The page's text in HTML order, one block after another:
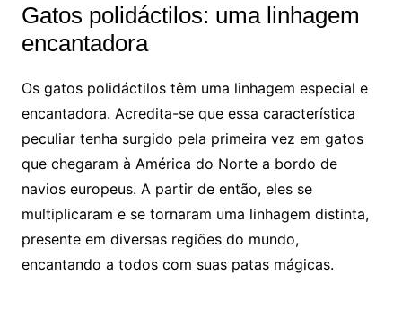
Gatos polidáctilos: uma linhagem
encantadora
Os gatos polidáctilos têm uma linhagem especial e
encantadora. Acredita-se que essa característica
peculiar tenha surgido pela primeira vez em gatos
que chegaram à América do Norte a bordo de
navios europeus. A partir de então, eles se
multiplicaram e se tornaram uma linhagem distinta,
presente em diversas regiões do mundo,
encantando a todos com suas patas mágicas.